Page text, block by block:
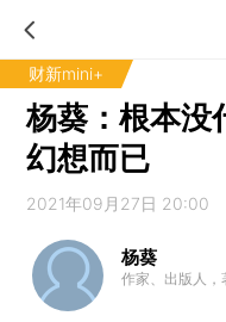
财新mini+
杨葵：根本没
幻想而已
2021年09月27日 20:00
杨葵
作家、出版人，